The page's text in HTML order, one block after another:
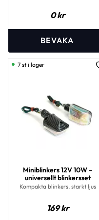
0kr
Miniblinkers 12V 10W –
universellt blinkersset
Kompakta blinkers, starkt ljus
169kr
7 st i lager